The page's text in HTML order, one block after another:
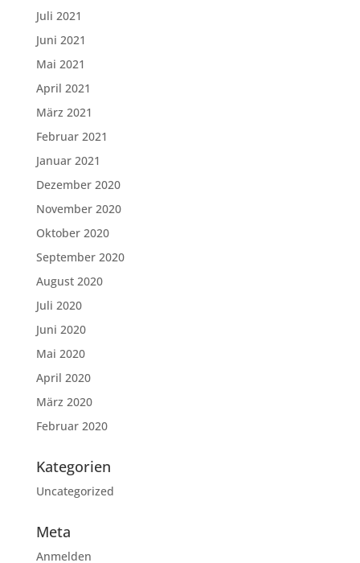
Juli 2021
Juni 2021
Mai 2021
April 2021
März 2021
Februar 2021
Januar 2021
Dezember 2020
November 2020
Oktober 2020
September 2020
August 2020
Juli 2020
Juni 2020
Mai 2020
April 2020
März 2020
Februar 2020
Kategorien
Uncategorized
Meta
Anmelden